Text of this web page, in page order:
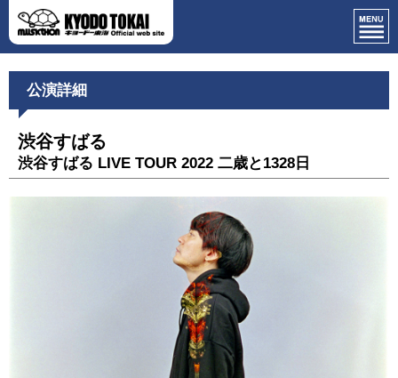
公演詳細
渋谷すばる
渋谷すばる LIVE TOUR 2022 二歳と1328日